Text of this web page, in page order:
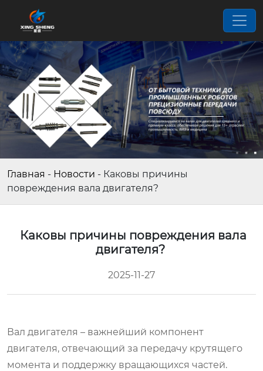
Главная - Новости - Каковы причины
повреждения вала двигателя?
Каковы причины повреждения вала
двигателя?
2025-11-27
Вал двигателя – важнейший компонент
двигателя, отвечающий за передачу крутящего
момента и поддержку вращающихся частей.